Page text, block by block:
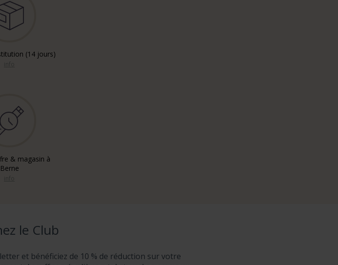
(14 jours)
& magasin à
Berne
le Club
et bénéficiez de 10 % de réduction sur votre